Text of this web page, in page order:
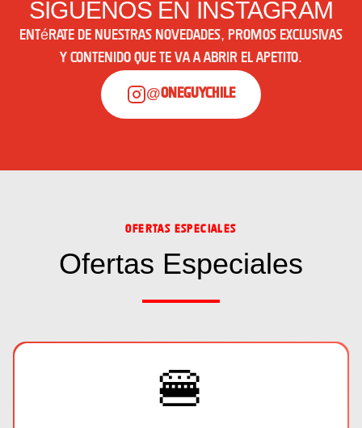
SÍGUENOS EN INSTAGRAM
Entérate de nuestras novedades, promos exclusivas
y contenido que te va a abrir el apetito.
@oneguychile
OFERTAS ESPECIALES
Ofertas Especiales
🍔